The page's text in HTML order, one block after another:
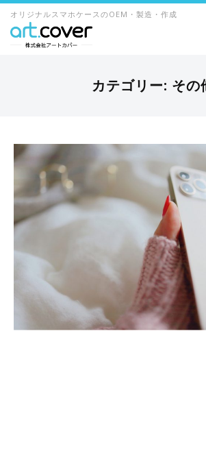
オリジナルスマホケースのOEM・製造・作成
カテゴリー: その